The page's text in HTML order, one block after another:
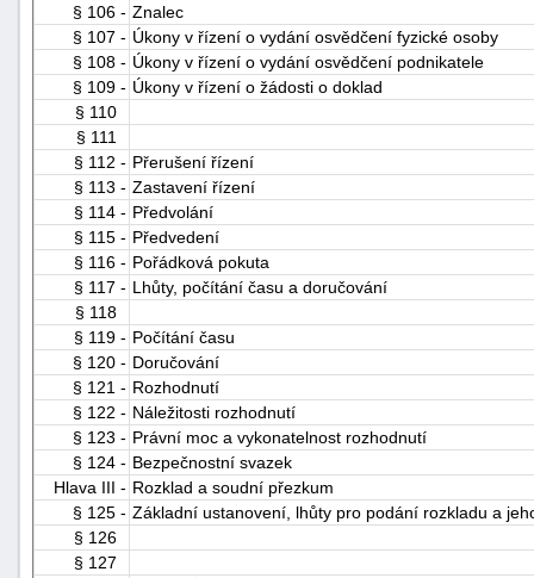
§ 106 - Znalec
§ 107 - Úkony v řízení o vydání osvědčení fyzické osoby
§ 108 - Úkony v řízení o vydání osvědčení podnikatele
§ 109 - Úkony v řízení o žádosti o doklad
§ 110
§ 111
§ 112 - Přerušení řízení
§ 113 - Zastavení řízení
§ 114 - Předvolání
§ 115 - Předvedení
§ 116 - Pořádková pokuta
§ 117 - Lhůty, počítání času a doručování
§ 118
§ 119 - Počítání času
§ 120 - Doručování
§ 121 - Rozhodnutí
§ 122 - Náležitosti rozhodnutí
§ 123 - Právní moc a vykonatelnost rozhodnutí
§ 124 - Bezpečnostní svazek
Hlava III - Rozklad a soudní přezkum
§ 125 - Základní ustanovení, lhůty pro podání rozkladu a
§ 126
§ 127